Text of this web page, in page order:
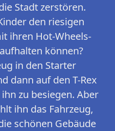
Stadt zerstören.
den riesigen
ihren Hot-Wheels-
können?
in den Starter
dann auf den T-Rex
zu besiegen. Aber
ihn das Fahrzeug,
schönen Gebäude